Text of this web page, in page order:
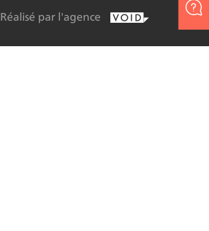
Réalisé par l'agence